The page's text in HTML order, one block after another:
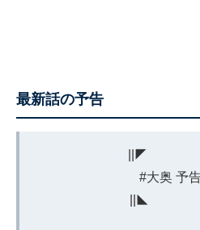
最新話の予告
||◤
#大奥 予
||◣